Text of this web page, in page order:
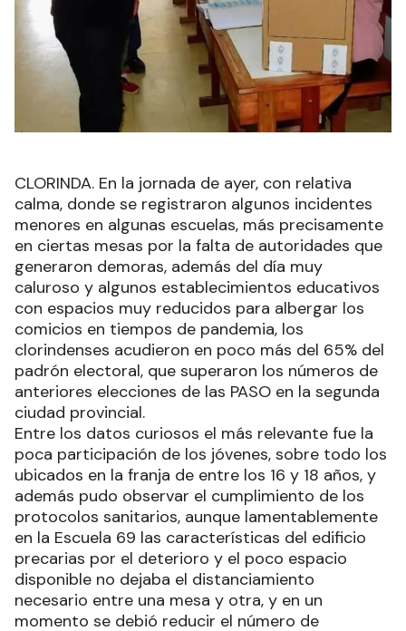
CLORINDA. En la jornada de ayer, con relativa
calma, donde se registraron algunos incidentes
menores en algunas escuelas, más precisamente
en ciertas mesas por la falta de autoridades que
generaron demoras, además del día muy
caluroso y algunos establecimientos educativos
con espacios muy reducidos para albergar los
comicios en tiempos de pandemia, los
clorindenses acudieron en poco más del 65% del
padrón electoral, que superaron los números de
anteriores elecciones de las PASO en la segunda
ciudad provincial.
Entre los datos curiosos el más relevante fue la
poca participación de los jóvenes, sobre todo los
ubicados en la franja de entre los 16 y 18 años, y
además pudo observar el cumplimiento de los
protocolos sanitarios, aunque lamentablemente
en la Escuela 69 las características del edificio
precarias por el deterioro y el poco espacio
disponible no dejaba el distanciamiento
necesario entre una mesa y otra, y en un
momento se debió reducir el número de